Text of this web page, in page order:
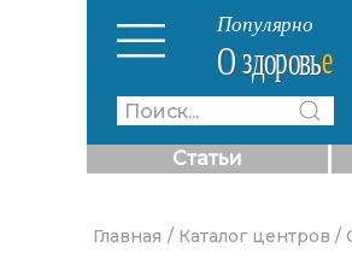
Статьи
Главная / Каталог центров /